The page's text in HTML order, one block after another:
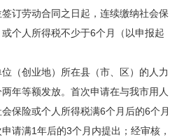
劳动合同之日起，连续缴纳社会保
个人所得税不少于6个月（以申报起
创业地）所在县（市、区）的人力
年等额发放。首次申请在与我市用人
保险或个人所得税满6个月后的6个月
请满1年后的3个月内提出；经审核，